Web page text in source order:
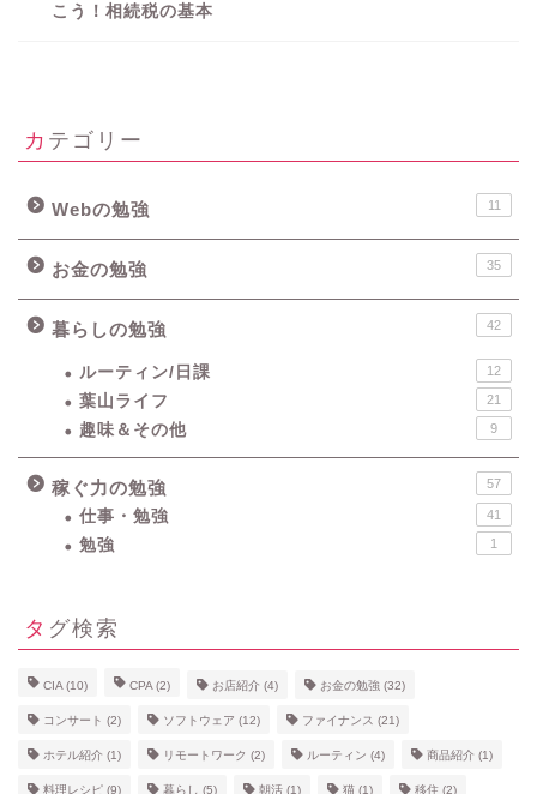
こう！相続税の基本
カテゴリー
Webの勉強 11
お金の勉強 35
暮らしの勉強 42
ルーティン/日課 12
葉山ライフ 21
趣味＆その他 9
稼ぐ力の勉強 57
仕事・勉強 41
勉強 1
タグ検索
CIA (10) CPA (2) お店紹介 (4) お金の勉強 (32)
コンサート (2) ソフトウェア (12) ファイナンス (21)
ホテル紹介 (1) リモートワーク (2) ルーティン (4) 商品紹介 (1)
料理レシピ (9) 暮らし (5) 朝活 (1) 猫 (1) 移住 (2)